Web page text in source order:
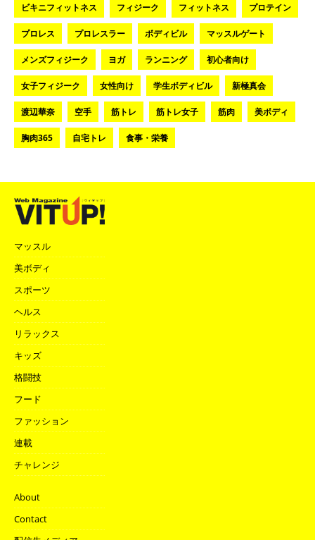
ビキニフィットネス フィジーク フィットネス プロテイン
プロレス プロレスラー ボディビル マッスルゲート
メンズフィジーク ヨガ ランニング 初心者向け
女子フィジーク 女性向け 学生ボディビル 新極真会
渡辺華奈 空手 筋トレ 筋トレ女子 筋肉 美ボディ
胸肉365 自宅トレ 食事・栄養
マッスル
美ボディ
スポーツ
ヘルス
リラックス
キッズ
格闘技
フード
ファッション
連載
チャレンジ
About
Contact